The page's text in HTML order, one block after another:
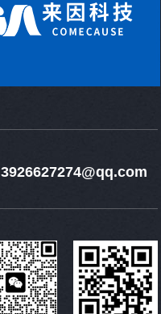
3926627274@qq.com